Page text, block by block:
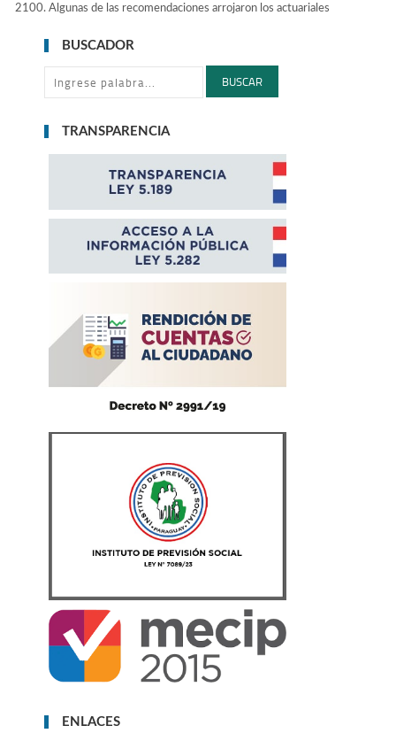
2100. Algunas de las recomendaciones arrojaron los actuariales
BUSCADOR
BUSCAR
TRANSPARENCIA
ENLACES